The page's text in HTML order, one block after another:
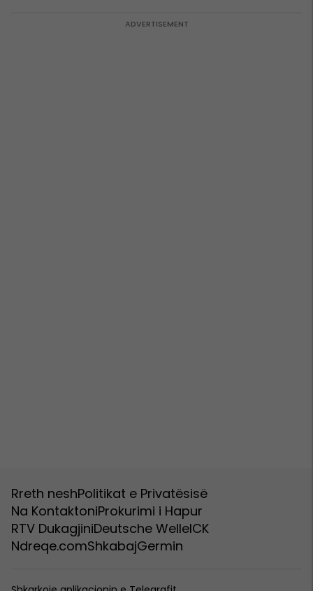
Rreth neshPolitikat e Privatësisë
Na KontaktoniProkurimi i Hapur
RTV DukagjiniDeutsche WelleICK
Ndreqe.comShkabajGermin